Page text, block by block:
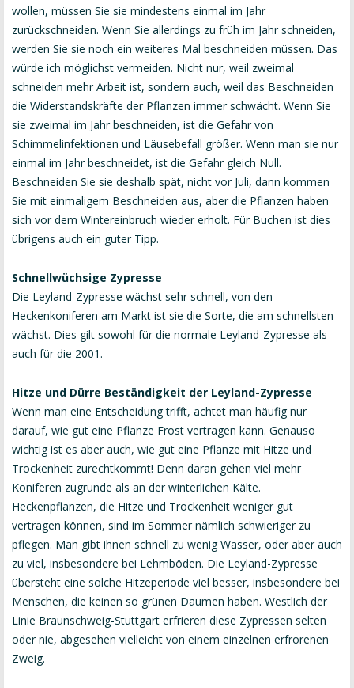
wollen, müssen Sie sie mindestens einmal im Jahr
zurückschneiden. Wenn Sie allerdings zu früh im Jahr schneiden,
werden Sie sie noch ein weiteres Mal beschneiden müssen. Das
würde ich möglichst vermeiden. Nicht nur, weil zweimal
schneiden mehr Arbeit ist, sondern auch, weil das Beschneiden
die Widerstandskräfte der Pflanzen immer schwächt. Wenn Sie
sie zweimal im Jahr beschneiden, ist die Gefahr von
Schimmelinfektionen und Läusebefall größer. Wenn man sie nur
einmal im Jahr beschneidet, ist die Gefahr gleich Null.
Beschneiden Sie sie deshalb spät, nicht vor Juli, dann kommen
Sie mit einmaligem Beschneiden aus, aber die Pflanzen haben
sich vor dem Wintereinbruch wieder erholt. Für Buchen ist dies
übrigens auch ein guter Tipp.
Schnellwüchsige Zypresse
Die Leyland-Zypresse wächst sehr schnell, von den
Heckenkoniferen am Markt ist sie die Sorte, die am schnellsten
wächst. Dies gilt sowohl für die normale Leyland-Zypresse als
auch für die 2001.
Hitze und Dürre Beständigkeit der Leyland-Zypresse
Wenn man eine Entscheidung trifft, achtet man häufig nur
darauf, wie gut eine Pflanze Frost vertragen kann. Genauso
wichtig ist es aber auch, wie gut eine Pflanze mit Hitze und
Trockenheit zurechtkommt! Denn daran gehen viel mehr
Koniferen zugrunde als an der winterlichen Kälte.
Heckenpflanzen, die Hitze und Trockenheit weniger gut
vertragen können, sind im Sommer nämlich schwieriger zu
pflegen. Man gibt ihnen schnell zu wenig Wasser, oder aber auch
zu viel, insbesondere bei Lehmböden. Die Leyland-Zypresse
übersteht eine solche Hitzeperiode viel besser, insbesondere bei
Menschen, die keinen so grünen Daumen haben. Westlich der
Linie Braunschweig-Stuttgart erfrieren diese Zypressen selten
oder nie, abgesehen vielleicht von einem einzelnen erfrorenen
Zweig.